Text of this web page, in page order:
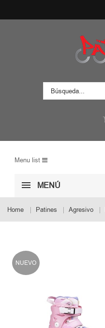
Menu list
MENÚ
Home Patines Agresivo
NUEVO